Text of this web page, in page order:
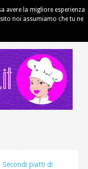
Secondi piatti di
avere la migliore esperienza
noi assumiamo che tu ne